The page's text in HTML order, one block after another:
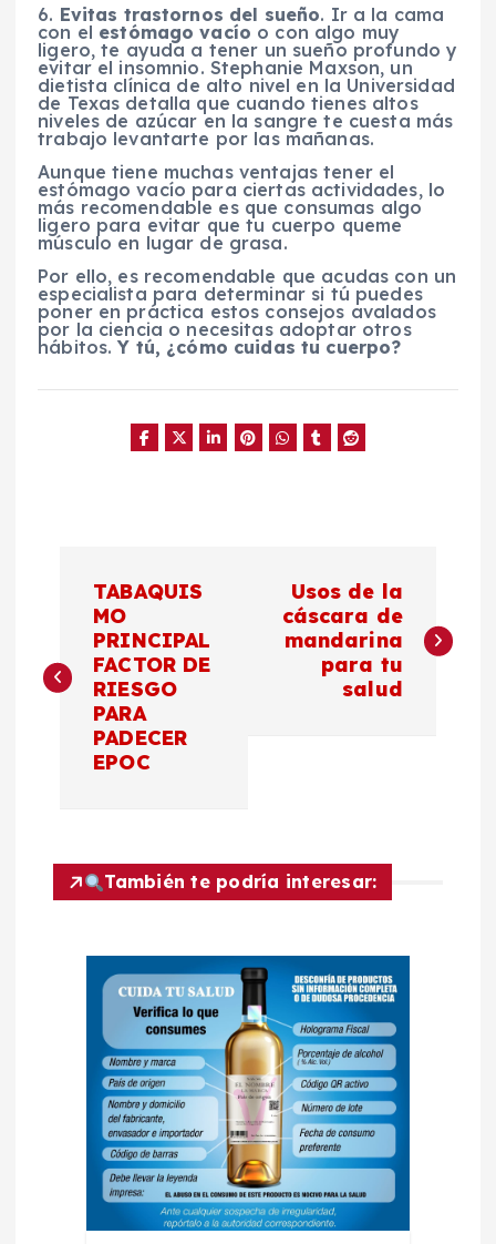
6. Evitas trastornos del sueño. Ir a la cama
con el estómago vacío o con algo muy
ligero, te ayuda a tener un sueño profundo y
evitar el insomnio. Stephanie Maxson, un
dietista clínica de alto nivel en la Universidad
de Texas detalla que cuando tienes altos
niveles de azúcar en la sangre te cuesta más
trabajo levantarte por las mañanas.
Aunque tiene muchas ventajas tener el
estómago vacío para ciertas actividades, lo
más recomendable es que consumas algo
ligero para evitar que tu cuerpo queme
músculo en lugar de grasa.
Por ello, es recomendable que acudas con un
especialista para determinar si tú puedes
poner en práctica estos consejos avalados
por la ciencia o necesitas adoptar otros
hábitos.Y tú, ¿cómo cuidas tu cuerpo?
v
c
TABAQUIS
MO
PRINCIPAL
FACTOR DE
RIESGO
PARA
PADECER
EPOC
Usos de la
cáscara de
mandarina
para tu
salud
También te podría interesar: